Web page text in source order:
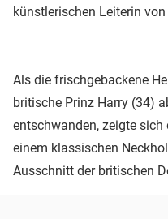
künstlerischen Leiterin von
Als die frischgebackene
britische Prinz Harry (34)
entschwanden, zeigte sich
einem klassischen
Ausschnitt der britischen